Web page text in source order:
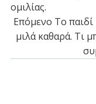
ομιλίας.
Post
Επόμενο Το
μιλά καθαρά. Τι